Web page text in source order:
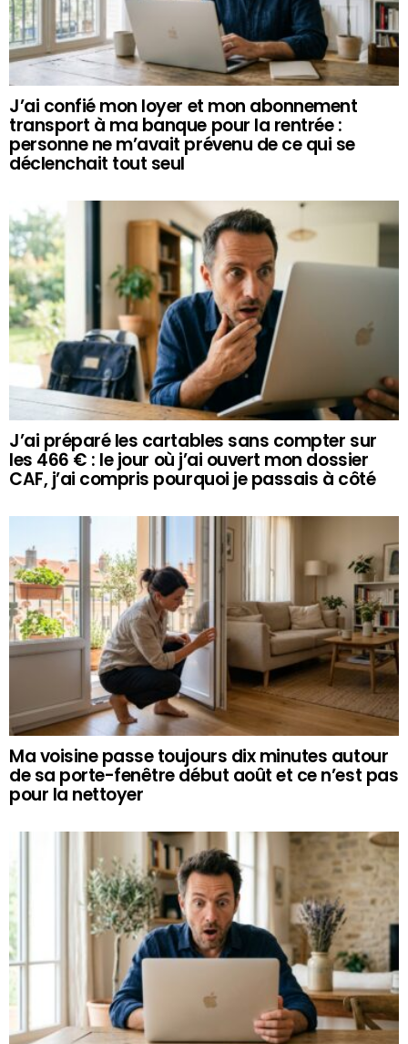
J’ai confié mon loyer et mon abonnement
transport à ma banque pour la rentrée :
personne ne m’avait prévenu de ce qui se
déclenchait tout seul
J’ai préparé les cartables sans compter sur
les 466 € : le jour où j’ai ouvert mon dossier
CAF, j’ai compris pourquoi je passais à côté
Ma voisine passe toujours dix minutes autour
de sa porte-fenêtre début août et ce n’est pas
pour la nettoyer